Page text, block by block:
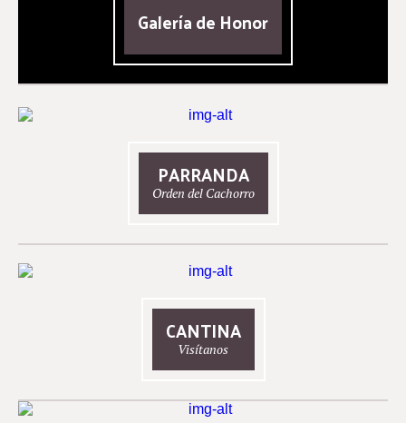
Galería de Honor
PARRANDA
Orden del Cachorro
CANTINA
Visítanos